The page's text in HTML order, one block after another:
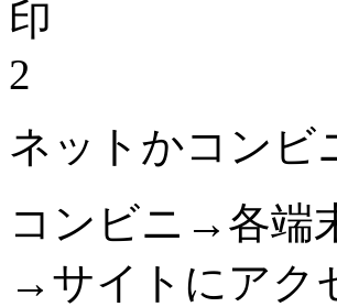
2
ネットかコンビ
コンビニ→各端
→サイトにアク